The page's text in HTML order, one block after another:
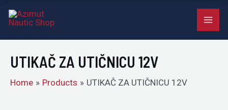
UTIKAČ ZA UTIČNICU 12V
Home Products UTIKAČ ZA UTIČNICU 12V
12V